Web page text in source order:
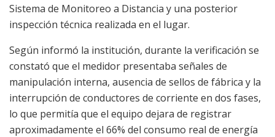
Sistema de Monitoreo a Distancia y una posterior
inspección técnica realizada en el lugar.
Según informó la institución, durante la verificación se
constató que el medidor presentaba señales de
manipulación interna, ausencia de sellos de fábrica y la
interrupción de conductores de corriente en dos fases,
lo que permitía que el equipo dejara de registrar
aproximadamente el 66% del consumo real de energía